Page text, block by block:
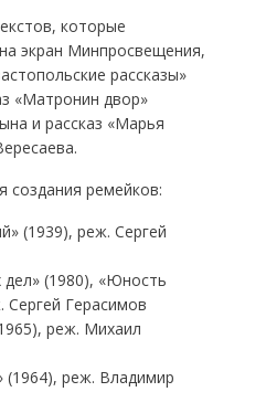
которые
экран Минпросвещения,
рассказы»
«Матронин двор»
и рассказ «Марья
создания ремейков:
(1939), реж. Сергей
дел» (1980), «Юность
Сергей Герасимов
реж. Михаил
(1964), реж. Владимир